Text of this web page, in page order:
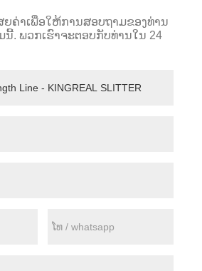
ຍຄ່າເພື່ອໃຫ້ການສອບຖາມຂອງທ່ານ
. ພວກເຮົາຈະຕອບກັບທ່ານໃນ 24